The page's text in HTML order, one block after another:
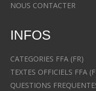
NOUS CONTACTER
INFOS
CATEGORIES FFA (FR)
TEXTES OFFICIELS FFA
QUESTIONS